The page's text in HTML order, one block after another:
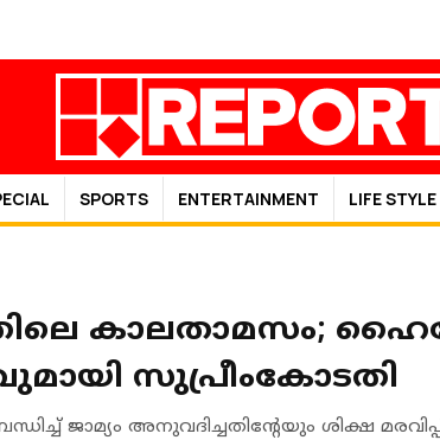
SPORTS ENTERTAINMENT LIFE STYLE
കാലതാമസം;
സുപ്രീംകോടതി
ജാമ്യം അനുവദിച്ചതിന്റേയും ശിക്ഷ